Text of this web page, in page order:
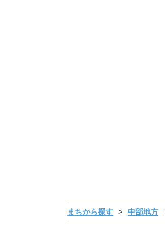
まちから探す 中部地方